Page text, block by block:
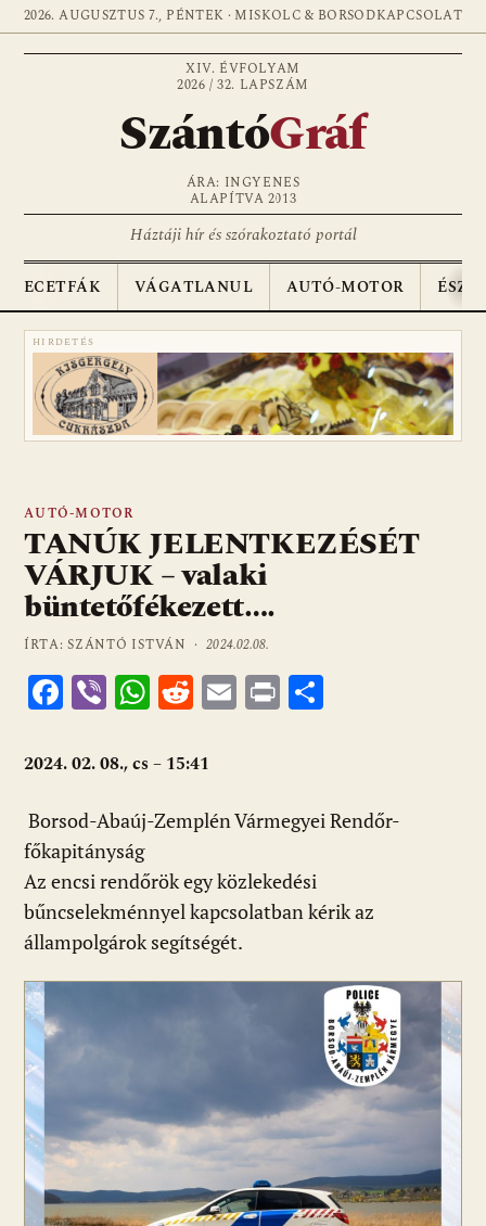
2026. AUGUSZTUS 7., PÉNTEK · MISKOLC & BORSODKAPCSOLAT
XIV. ÉVFOLYAM
2026 / 32. LAPSZÁM
SzántóGráf
ÁRA: INGYENES
ALAPÍTVA 2013
Háztáji hír és szórakoztató portál
ECETFÁK VÁGATLANUL AUTÓ-MOTOR
HIRDETÉS
AUTÓ-MOTOR
TANÚK JELENTKEZÉSÉT
VÁRJUK – valaki
büntetőfékezett….
ÍRTA: SZÁNTÓ ISTVÁN ·2024.02.08.
F
e
o
o
k
Vi
er
W
at
A
p
p
R
d
t
E Pr
e
2024. 02. 08., cs – 15:41
Borsod-Abaúj-Zemplén Vármegyei Rendőr-
főkapitányság
Az encsi rendőrök egy közlekedési
bűncselekménnyel kapcsolatban kérik az
állampolgárok segítségét.